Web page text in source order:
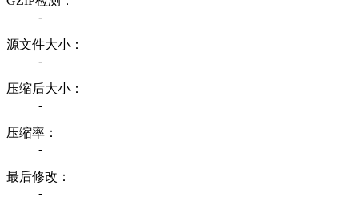
-
源文件大小：
-
压缩后大小：
-
压缩率：
-
最后修改：
-